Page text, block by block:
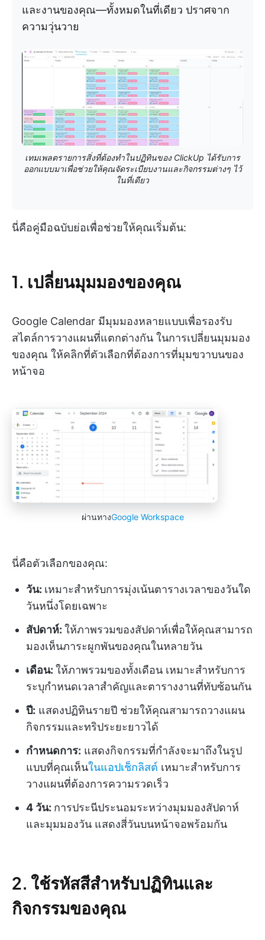
และงานของคุณ—ทั้งหมดในที่เดียว ปราศจาก
ความวุ่นวาย
เทมเพลตรายการสิ่งที่ต้องทำในปฏิทินของ ClickUp ได้รับการ
ออกแบบมาเพื่อช่วยให้คุณจัดระเบียบงานและกิจกรรมต่างๆ ไว้
ในที่เดียว
นี่คือคู่มือฉบับย่อเพื่อช่วยให้คุณเริ่มต้น:
1. เปลี่ยนมุมมองของคุณ
Google Calendar มีมุมมองหลายแบบเพื่อรองรับ
สไตล์การวางแผนที่แตกต่างกัน ในการเปลี่ยนมุมมอง
ของคุณ ให้คลิกที่ตัวเลือกที่ต้องการที่มุมขวาบนของ
หน้าจอ
ผ่านทางGoogle Workspace
นี่คือตัวเลือกของคุณ:
วัน: เหมาะสำหรับการมุ่งเน้นตารางเวลาของวันใด
วันหนึ่งโดยเฉพาะ
สัปดาห์: ให้ภาพรวมของสัปดาห์เพื่อให้คุณสามารถ
มองเห็นภาระผูกพันของคุณในหลายวัน
เดือน: ให้ภาพรวมของทั้งเดือน เหมาะสำหรับการ
ระบุกำหนดเวลาสำคัญและตารางงานที่ทับซ้อนกัน
ปี: แสดงปฏิทินรายปี ช่วยให้คุณสามารถวางแผน
กิจกรรมและทริประยะยาวได้
กำหนดการ: แสดงกิจกรรมที่กำลังจะมาถึงในรูป
แบบที่คุณเห็นในแอปเช็กลิสต์ เหมาะสำหรับการ
วางแผนที่ต้องการความรวดเร็ว
4 วัน: การประนีประนอมระหว่างมุมมองสัปดาห์
และมุมมองวัน แสดงสี่วันบนหน้าจอพร้อมกัน
2. ใช้รหัสสีสำหรับปฏิทินและ
กิจกรรมของคุณ